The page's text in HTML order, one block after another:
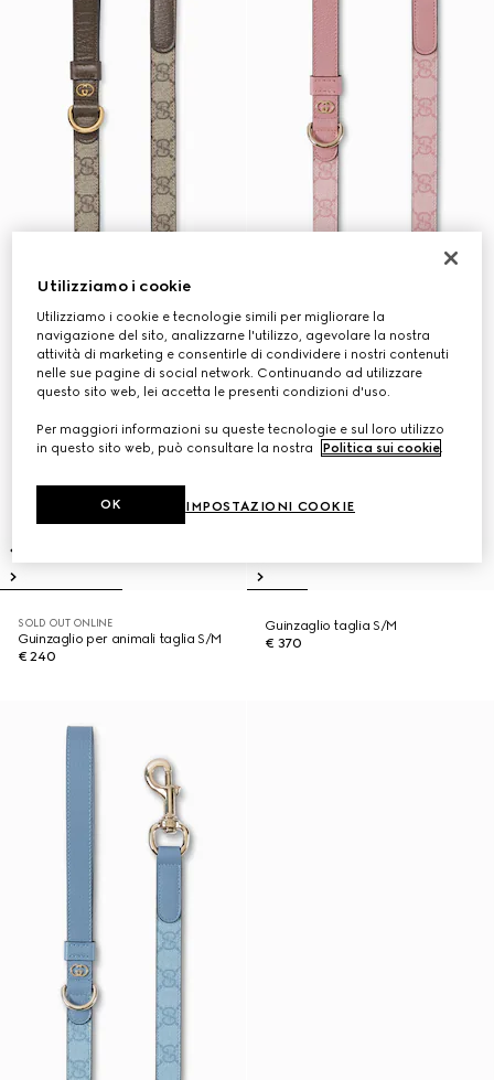
SOLD OUT ONLINE
Guinzaglio per animali taglia S/M
€ 240
Guinzaglio taglia S/M
€ 370
Utilizziamo i cookie
Utilizziamo i cookie e tecnologie simili per migliorare la
navigazione del sito, analizzarne l'utilizzo, agevolare la nostra
attività di marketing e consentirle di condividere i nostri contenuti
nelle sue pagine di social network. Continuando ad utilizzare
questo sito web, lei accetta le presenti condizioni d'uso.
Per maggiori informazioni su queste tecnologie e sul loro utilizzo
in questo sito web, può consultare la nostra
Politica sui cookie.
IMPOSTAZIONI COOKIE
OK